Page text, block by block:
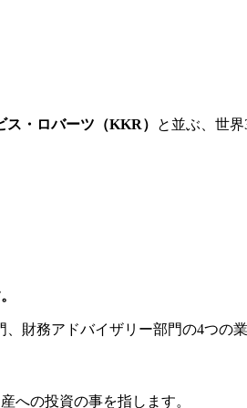
ス・ロバーツ（KKR）
と並ぶ、世
財務アドバイザリー部門の4つの
への投資の事を指します。